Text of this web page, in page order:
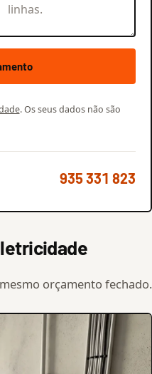
. Os seus dados não são
935 331 823
orçamento fechado.